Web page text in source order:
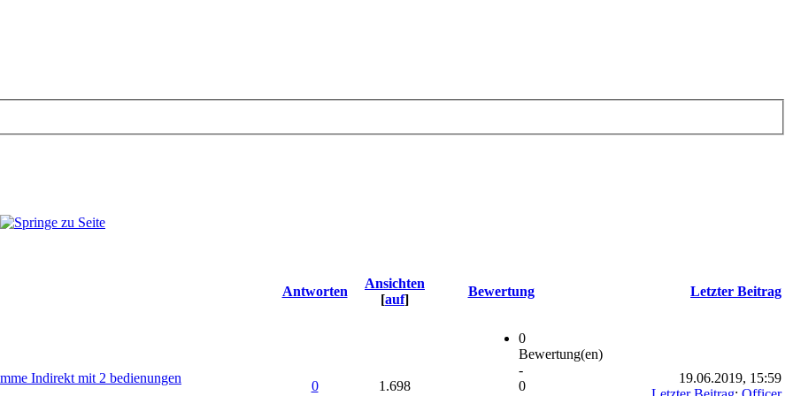
Antworten
Ansichten
[auf]
Bewertung Letzter Beitrag
Indirekt mit 2 bedienungen
0 1.698
0
Bewertung(en)
-
0
19.06.2019, 15:59